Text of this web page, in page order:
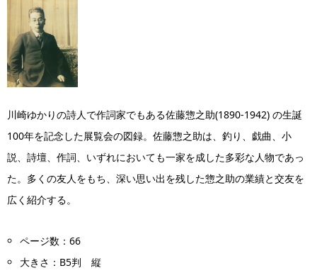
川崎ゆかりの詩人で作詞家でもある佐藤惣之助(1890-1942) の生誕
100年を記念した展覧会の図録。佐藤惣之助は、釣り、戯曲、小
説、詩壇、作詞、いずれにおいても一家を成した多彩な人物であっ
た。多くの友人をもち、深い思い出を残した惣之助の業績と交友を
広く紹介する。
ページ数：66
大きさ：B5判 縦